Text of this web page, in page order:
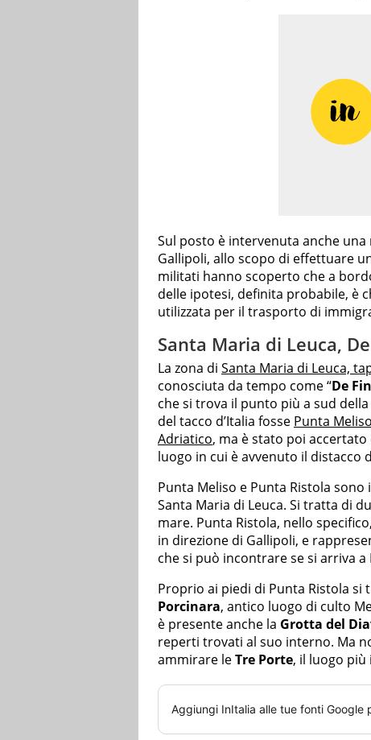
Sul posto è intervenuta anche
Gallipoli, allo scopo di effettuare
militati hanno scoperto che a
delle ipotesi, definita probabile, è
utilizzata per il trasporto di
Santa Maria di Leuca,
La zona di Santa Maria di Leuca,
conosciuta da tempo come “De
che si trova il punto più a sud
del tacco d’Italia fosse Punta
Adriatico, ma è stato poi
luogo in cui è avvenuto il distacco
Punta Meliso e Punta Ristola
Santa Maria di Leuca. Si tratta di
mare. Punta Ristola, nello
in direzione di Gallipoli, e
che si può incontrare se si arriva
Proprio ai piedi di Punta Ristola
Porcinara, antico luogo di culto
è presente anche la Grotta del
reperti trovati al suo interno. Ma
ammirare leTre Porte, il luogo più
Aggiungi InItalia alle tue fonti Google